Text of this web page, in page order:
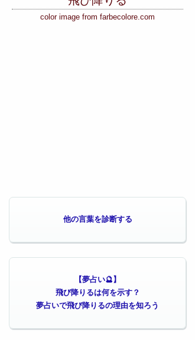
color image from farbecolore.com
他の言葉を診断する
【夢占い🔮】
飛び降りるは何を示す？
夢占いで飛び降りるの理由を知ろう